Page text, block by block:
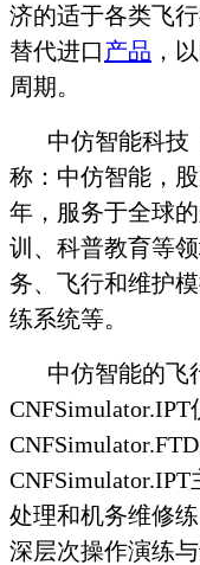
济的适于各类飞
替代进口产品 ，
周期。
中仿智能科技
称：中仿智能，
年，服务于全球
训、科普教育等
务、飞行和维护
练系统等。
中仿智能的飞
CNFSimulator.IPT
处理和机务维修
深层次操作演练与